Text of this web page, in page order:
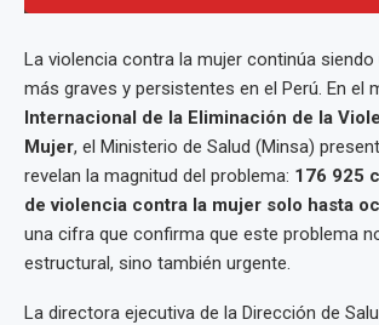
La violencia contra la mujer continúa
más graves y persistentes en el Perú. En el
Internacional de la Eliminación de la
Mujer, el Ministerio de Salud (Minsa)
revelan la magnitud del problema: 176 925
de violencia contra la mujer solo hasta
una cifra que confirma que este problema
estructural, sino también urgente.
La directora ejecutiva de la Dirección de